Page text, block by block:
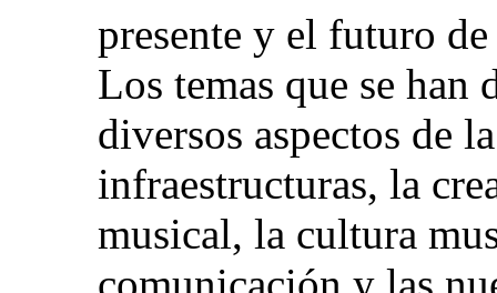
presente y el futuro
Los temas que se han
diversos aspectos de
infraestructuras, la
musical, la cultura